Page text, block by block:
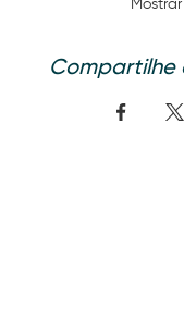
Compartilhe